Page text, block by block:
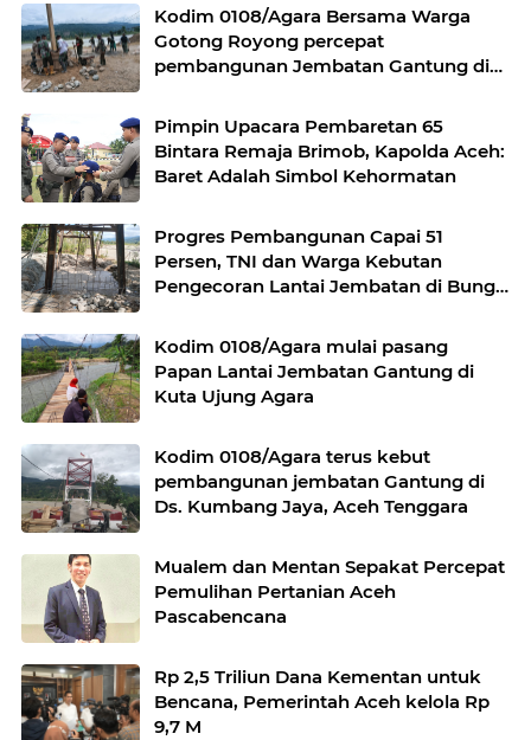
Kodim 0108/Agara Bersama Warga
Gotong Royong percepat
pembangunan Jembatan Gantung di
Pimpin Upacara Pembaretan 65
Bintara Remaja Brimob, Kapolda Aceh:
Baret Adalah Simbol Kehormatan
Progres Pembangunan Capai 51
Persen, TNI dan Warga Kebutan
Pengecoran Lantai Jembatan di Bunga
Kodim 0108/Agara mulai pasang
Papan Lantai Jembatan Gantung di
Kuta Ujung Agara
Kodim 0108/Agara terus kebut
pembangunan jembatan Gantung di
Ds. Kumbang Jaya, Aceh Tenggara
Mualem dan Mentan Sepakat Percepat
Pemulihan Pertanian Aceh
Pascabencana
Rp 2,5 Triliun Dana Kementan untuk
Bencana, Pemerintah Aceh kelola Rp
9,7 M